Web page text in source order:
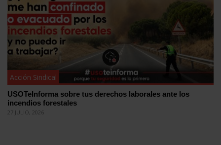
Acción Sindical
USOTeInforma sobre tus derechos laborales ante los
incendios forestales
27 JULIO, 2026